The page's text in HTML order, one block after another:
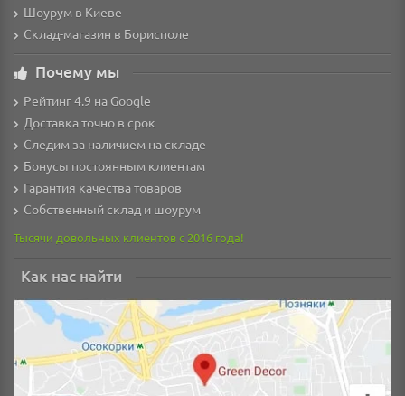
Шоурум в Киеве
Склад-магазин в Борисполе
Почему мы
Рейтинг 4.9 на Google
Доставка точно в срок
Следим за наличием на складе
Бонусы постоянным клиентам
Гарантия качества товаров
Собственный склад и шоурум
Тысячи довольных клиентов с 2016 года!
Как нас найти